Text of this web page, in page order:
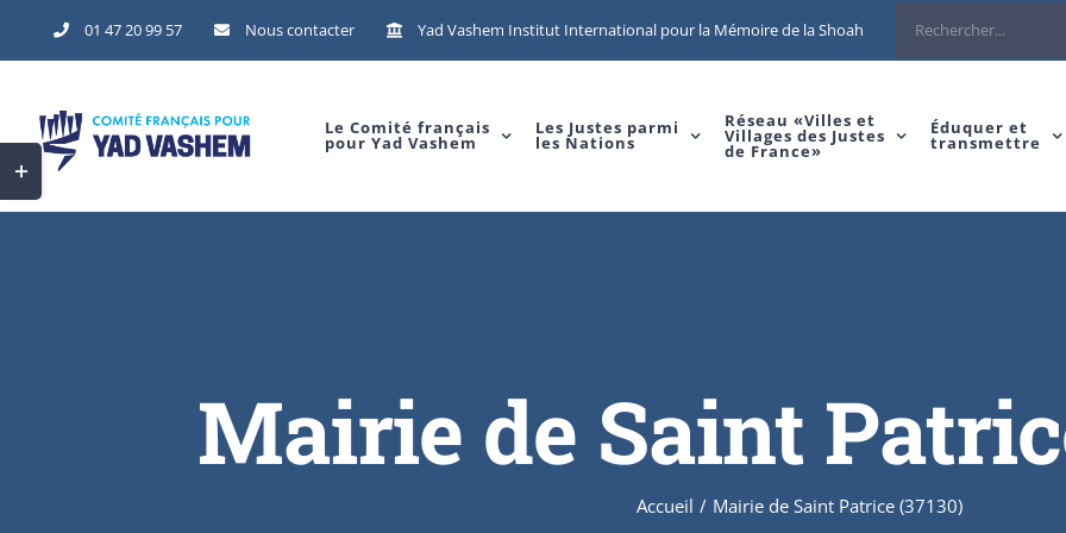
to
01 47 20 99 57 Nous contacter Yad Vashem Institut International pour la Mémoire de la Shoah Rechercher
Le Comité français
pour Yad Vashem
Les Justes parmi
les Nations
Réseau «Villes et
Villages des Justes
de France»
Éduquer et
transmettre
Mairie de Saint
Accueil / Mairie de Saint Patrice (37130)
Toggle
Sliding